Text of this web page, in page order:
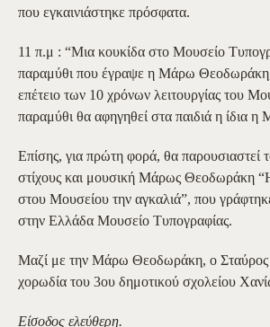
που εγκαινιάστηκε πρόσφατα.
11 π.μ : “Μια κουκίδα στο Μουσείο
παραμύθι που έγραψε η Μάρω Θεοδωράκη,
επέτειο των 10 χρόνων λειτουργίας του
παραμύθι θα αφηγηθεί στα παιδιά η ίδια
Επίσης, για πρώτη φορά, θα παρουσιαστεί
στίχους και μουσική Μάρως Θεοδωράκη
στου Μουσείου την αγκαλιά”, που
στην Ελλάδα Μουσείο Τυπογραφίας.
Μαζί με την Μάρω Θεοδωράκη, ο Σταύρος
χορωδία του 3ου δημοτικού σχολείου
Είσοδος ελεύθερη.